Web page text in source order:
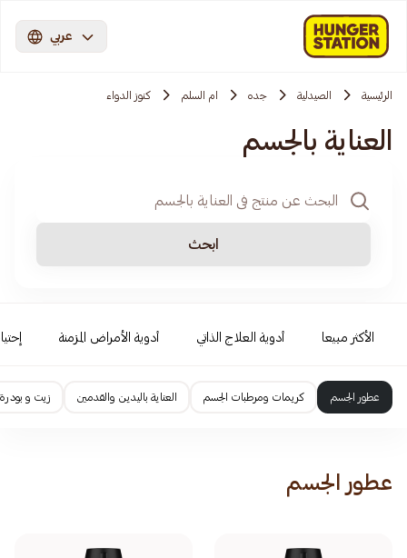
عربي
الرئيسية الصيدلية جده ام السلم كنوز الدواء
العناية بالجسم
ابحث
الأكثر مبيعا أدوية العلاج الذاتي أدوية الأمراض المزمنة
عطور الجسم كريمات ومرطبات الجسم العناية باليدين والقدمين زيت و
عطور الجسم